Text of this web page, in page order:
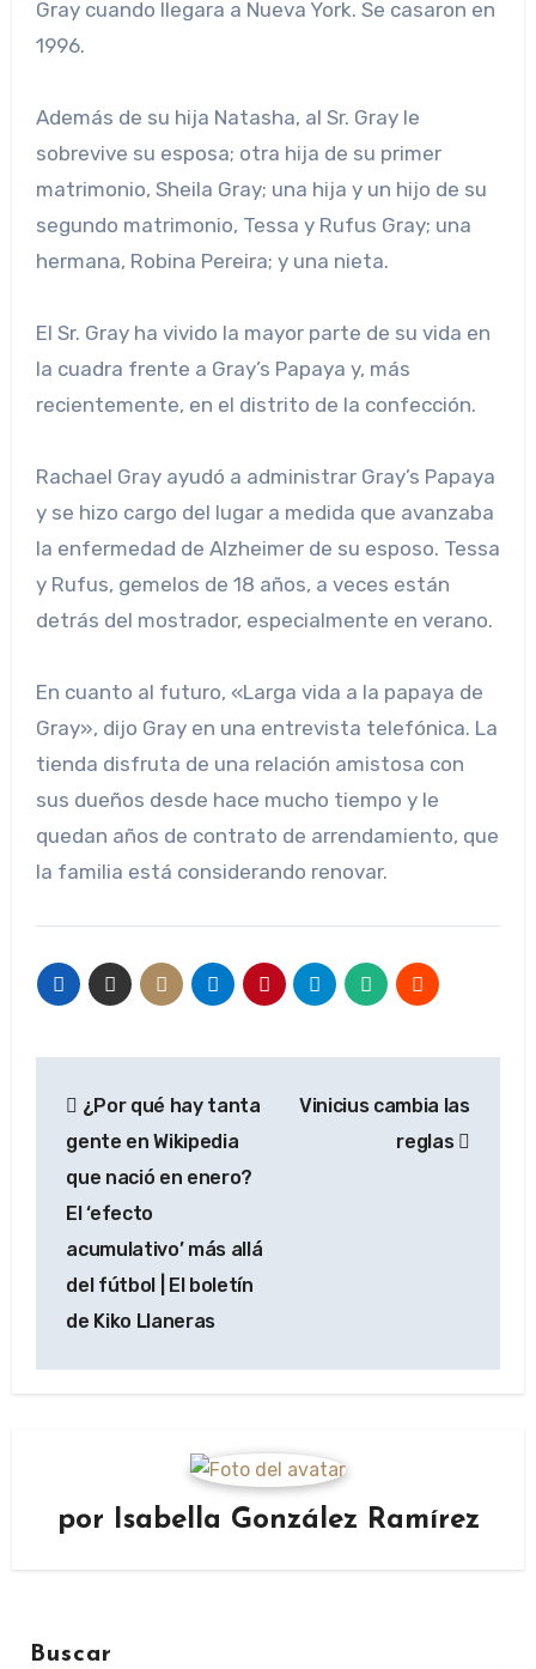
Gray cuando llegara a Nueva York. Se casaron en
1996.
Además de su hija Natasha, al Sr. Gray le
sobrevive su esposa; otra hija de su primer
matrimonio, Sheila Gray; una hija y un hijo de su
segundo matrimonio, Tessa y Rufus Gray; una
hermana, Robina Pereira; y una nieta.
El Sr. Gray ha vivido la mayor parte de su vida en
la cuadra frente a Gray’s Papaya y, más
recientemente, en el distrito de la confección.
Rachael Gray ayudó a administrar Gray’s Papaya
y se hizo cargo del lugar a medida que avanzaba
la enfermedad de Alzheimer de su esposo. Tessa
y Rufus, gemelos de 18 años, a veces están
detrás del mostrador, especialmente en verano.
En cuanto al futuro, «Larga vida a la papaya de
Gray», dijo Gray en una entrevista telefónica. La
tienda disfruta de una relación amistosa con
sus dueños desde hace mucho tiempo y le
quedan años de contrato de arrendamiento, que
la familia está considerando renovar.
de
entradas
¿Por qué hay tanta
gente en Wikipedia
que nació en enero?
El ‘efecto
acumulativo’ más allá
del fútbol | El boletín
de Kiko Llaneras
Vinicius cambia las
reglas
por Isabella González Ramírez
Buscar